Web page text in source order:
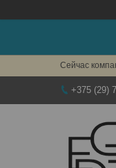
Сейчас
+375 (29)